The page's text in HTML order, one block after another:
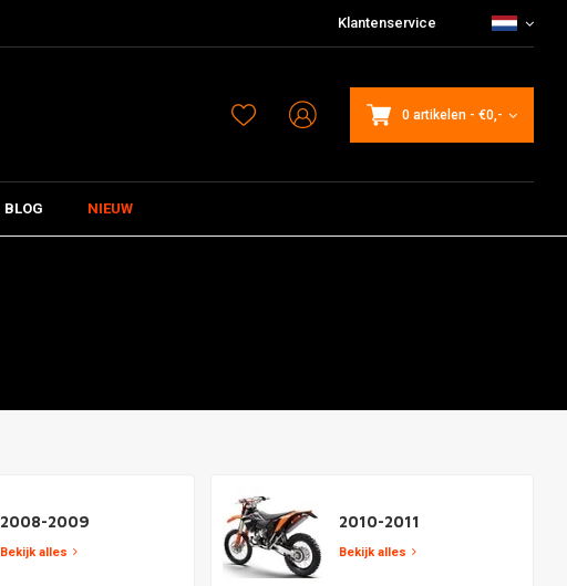
Klantenservice
0 artikelen - €0,-
BLOG NIEUW
2008-2009
Bekijk alles
2010-2011
Bekijk alles